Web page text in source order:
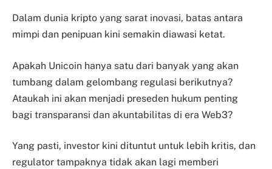
Dalam dunia kripto yang sarat inovasi, batas antara
mimpi dan penipuan kini semakin diawasi ketat.
Apakah Unicoin hanya satu dari banyak yang akan
tumbang dalam gelombang regulasi berikutnya?
Ataukah ini akan menjadi preseden hukum penting
bagi transparansi dan akuntabilitas di era Web3?
Yang pasti, investor kini dituntut untuk lebih kritis, dan
regulator tampaknya tidak akan lagi memberi